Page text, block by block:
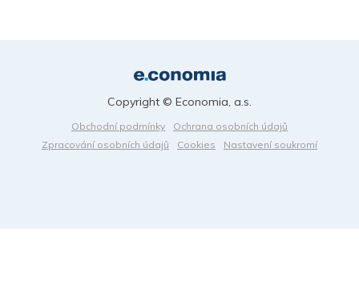
Obchodní podmínky
Ochrana osobních údajů
Zpracování osobních údajů
Cookies Nastavení soukromí
Copyright © Economia, a.s.